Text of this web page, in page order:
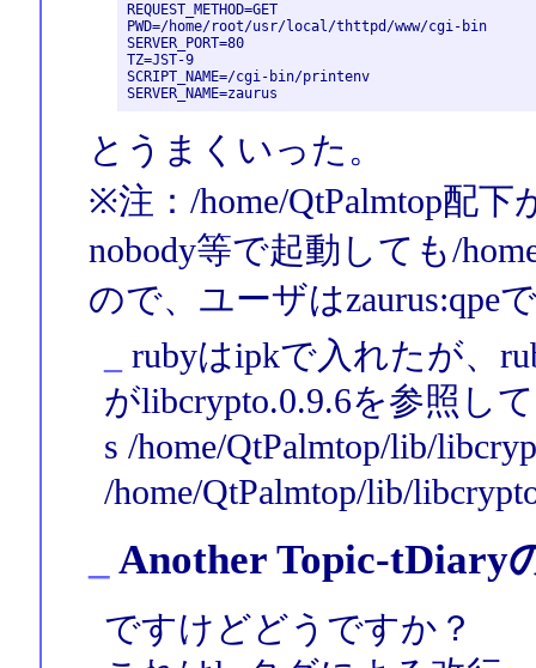
REQUEST_METHOD=GET
PWD=/home/root/usr/local/thttpd/www/cgi-bin
SERVER_PORT=80
TZ=JST-9
SCRIPT_NAME=/cgi-bin/printenv
とうまくいった。
※注：/home/QtPalmtop配
nobody等で起動しても/
ので、ユーザはzaurus:qpe
rubyはipkで入れたが、
がlibcrypto.0.9.6を参照し
s /home/QtPalmtop/lib/
/home/QtPalmtop/lib/
Another Topic-tDiary
ですけどどうですか？